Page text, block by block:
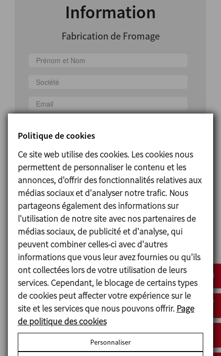
Information
Fabrication de Fromage
J'ai lu et accepté la politique de protection des
données
J'accepte de recevoir des informations
commerciales
ENVOYER
Politique de cookies
Ce site web utilise des cookies. Les cookies nous
permettent de personnaliser le contenu et les
annonces, d'offrir des fonctionnalités relatives aux
médias sociaux et d'analyser notre trafic. Nous
partageons également des informations sur
l'utilisation de notre site avec nos partenaires de
médias sociaux, de publicité et d'analyse, qui
peuvent combiner celles-ci avec d'autres
informations que vous leur avez fournies ou qu'ils
ont collectées lors de votre utilisation de leurs
services. Cependant, le blocage de certains types
de cookies peut affecter votre expérience sur le
site et les services que nous pouvons offrir. Page
de politique des cookies
Personnaliser